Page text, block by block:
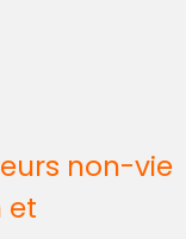
non-vie
et